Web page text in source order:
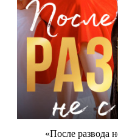
«После развода